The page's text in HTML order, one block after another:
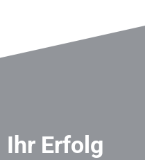
Ihr Erfolg